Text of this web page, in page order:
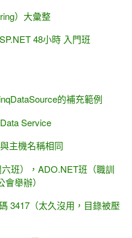
，分頁效果) #2 - 圖片版
+資料庫分頁
設定
號（User Account） #2 --
mis2000lab的 MVC課程中